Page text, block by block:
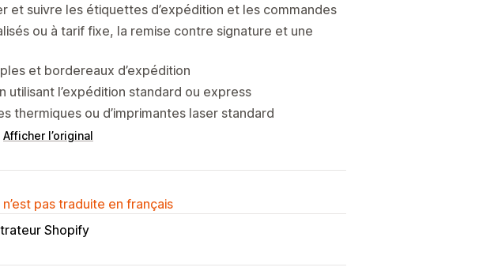
et suivre les étiquettes d’expédition et les commandes
ou à tarif fixe, la remise contre signature et une
et bordereaux d’expédition
utilisant l’expédition standard ou express
thermiques ou d’imprimantes laser standard
Afficher l’original
pas traduite en français
Shopify